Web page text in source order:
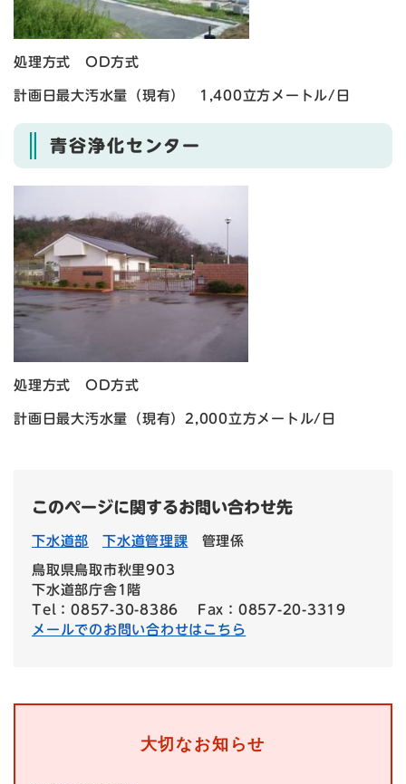
処理方式 OD方式
計画日最大汚水量（現有） 1,400立方メートル/日
青谷浄化センター
処理方式 OD方式
計画日最大汚水量（現有）2,000立方メートル/日
このページに関するお問い合わせ先
下水道部 下水道管理課 管理係
鳥取県鳥取市秋里903
下水道部庁舎1階
Tel：0857-30-8386
Fax：0857-20-3319
メールでのお問い合わせはこちら
大切なお知らせ